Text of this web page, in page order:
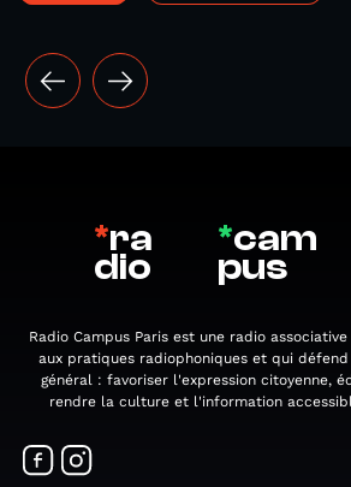
*ra
dio
*cam
pus
Radio Campus Paris est une radio
aux pratiques radiophoniques et qui
général : favoriser l'expression citoyenne,
rendre la culture et l'information